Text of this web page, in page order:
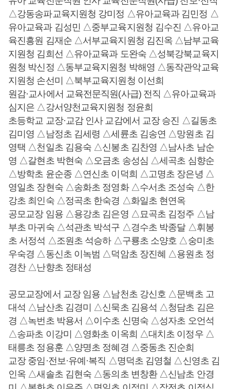
△강동송파교육지원청 강미정 △유아교육과 김민정 △
유아교육과 김성민 △중부교육지원청 김수진 △유아교
육진흥원 김재순 △서부교육지원청 김진옥 △남부교육
지원청 김희선 △유아교육과 도완숙 △성북강북교육지
원청 박신정 △동부교육지원청 박해영 △동작관악교육
지원청 손선미 △북부교육지원청 이선희
원감·교사에서 교육전문직원(사급) 전직 △유아교육과
심지은 △강서양천교육지원청 정윤희
초등학교 교장·교감 인사 교감에서 교장 승진 △길동초
김미영 △남정초 김세령 △세륜초 김송연 △망원초 김
영택 △천일초 김용숙 △신봉초 김찬영 △남사초 남순
영 △갈현초 박현숙 △오금초 송성심 △세곡초 심향순
△방학초 윤순종 △연신초 이덕희 △고명초 장은녕 △
영일초 장현숙 △송화초 정영화 △수서초 조성숙 △한
강초 최인숙 △정곡초 한숙경 △화일초 현연옥
공모교장 임용 △용강초 김은영 △묘곡초 김정주 △남
부초 마귀숙 △석관초 박석구 △경수초 박종달 △휘봉
초 서정석 △조원초 석승하 △구룡초 소양호 △숭미초
우숙경 △동신초 이녹범 △덕암초 장진혜 △용원초 정
경찬 △난향초 정태성
공모교장에서 교장 임용 △남천초 강신호 △문백초 고
대석 △남산초 김경미 △신묵초 김용석 △청담초 김은
경 △녹번초 박용서 △이수초 신명숙 △성자초 오언석
△송파초 이강미 △영화초 이옥희 △대치초 이정우 △
태릉초 정용훈 △양명초 정혜경 △중동초 진순희
교장 중임·전보·유예·복직 △명덕초 김영철 △신영초 김
인옥 △새솔초 김현숙 △동의초 변창환 △신남초 안경